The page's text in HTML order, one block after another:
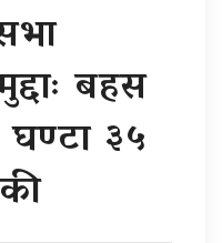
बहस
३५